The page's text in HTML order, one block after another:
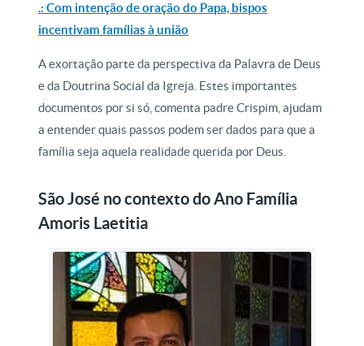
.: Com intenção de oração do Papa, bispos
incentivam famílias à união
A exortação parte da perspectiva da Palavra de Deus
e da Doutrina Social da Igreja. Estes importantes
documentos por si só, comenta padre Crispim, ajudam
a entender quais passos podem ser dados para que a
família seja aquela realidade querida por Deus.
São José no contexto do Ano Família
Amoris Laetitia